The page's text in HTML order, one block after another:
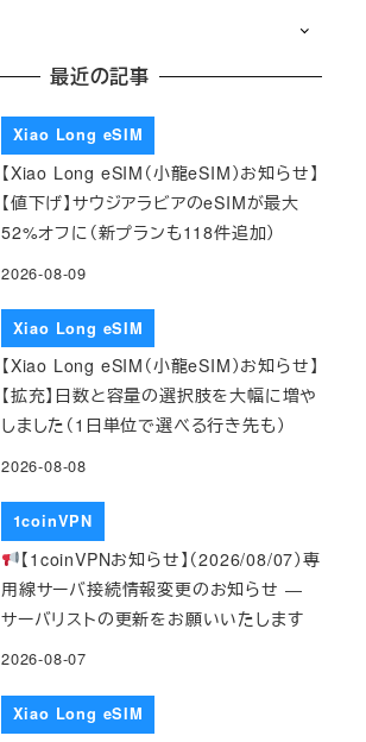
最近の記事
Xiao Long eSIM
【Xiao Long eSIM（小龍eSIM）お知らせ】
【値下げ】サウジアラビアのeSIMが最大
52%オフに（新プランも118件追加）
2026-08-09
Xiao Long eSIM
【Xiao Long eSIM（小龍eSIM）お知らせ】
【拡充】日数と容量の選択肢を大幅に増や
しました（1日単位で選べる行き先も）
2026-08-08
1coinVPN
【1coinVPNお知らせ】（2026/08/07）専
用線サーバ接続情報変更のお知らせ ―
サーバリストの更新をお願いいたします
2026-08-07
Xiao Long eSIM